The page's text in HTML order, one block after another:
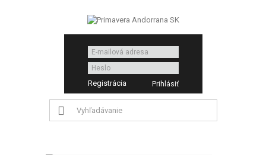
Registrácia